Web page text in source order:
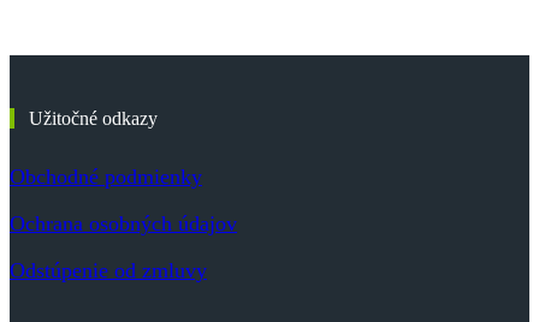
Užitočné odkazy
Obchodné podmienky
Ochrana osobných údajov
Odstúpenie od zmluvy